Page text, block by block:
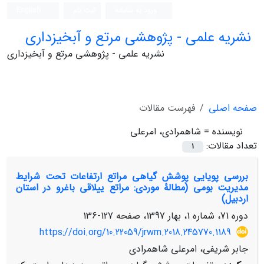
نشریه علمی - پژوهشی مرتع و آبخیزداری
نشریه علمی - پژوهشی مرتع و آبخیزداری
صفحه اصلی
فهرست مقالات
نویسنده = شاهمرادی، امرعلی
تعداد مقالات:
1
بررسی پویایی پوشش گیاهی مراتع ارتفاعات تحت شرایط
مدیریت بومی (مطالۀ موردی: مراتع ییلاقی باغرو در استان
اردبیل)
دوره 71، شماره 1، بهار 1397، صفحه
127-136
https://doi.org/10.22059/jrwm.2018.245770.1189
جابر شریفی، امرعلی شاهمرادی